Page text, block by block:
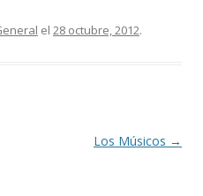
el 28 octubre, 2012.
Los Músicos →